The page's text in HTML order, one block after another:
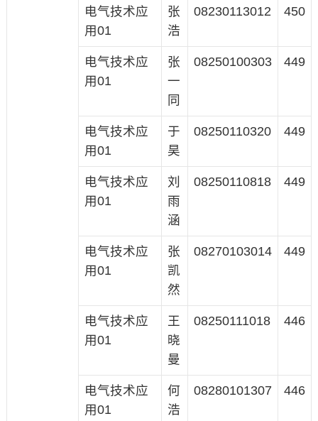
电气技术应
用01
张
浩
08230113012 450
电气技术应
用01
张
一
同
08250100303 449
电气技术应
用01
于
昊
08250110320 449
电气技术应
用01
刘
雨
涵
08250110818 449
电气技术应
用01
张
凯
然
08270103014 449
电气技术应
用01
王
晓
曼
08250111018 446
电气技术应
用01
何
浩
08280101307 446